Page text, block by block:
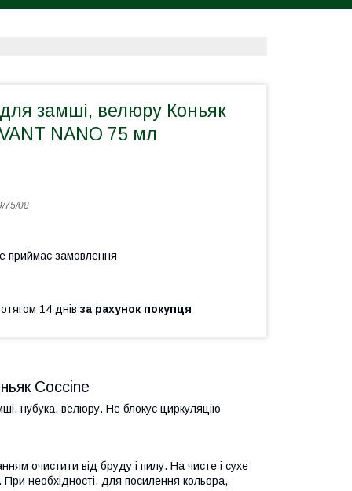
замші, велюру Коньяк
NANO 75 мл
75/08
приймає замовлення
14 днів за рахунок покупця
Coccine
нубука, велюру. Не блокує циркуляцію
очистити від бруду і пилу. На чисте і сухе
необхідності, для посилення кольора,